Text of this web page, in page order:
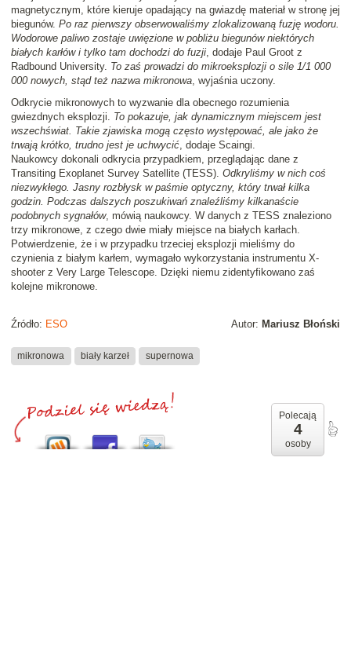
magnetycznym, które kieruje opadający na gwiazdę materiał w stronę jej
biegunów. Po raz pierwszy obserwowaliśmy zlokalizowaną fuzję wodoru.
Wodorowe paliwo zostaje uwięzione w pobliżu biegunów niektórych
białych karłów i tylko tam dochodzi do fuzji , dodaje Paul Groot z
Radbound University. To zaś prowadzi do mikroeksplozji o sile 1/1 000
000 nowych, stąd też nazwa mikronowa , wyjaśnia uczony.
Odkrycie mikronowych to wyzwanie dla obecnego rozumienia
gwiezdnych eksplozji. To pokazuje, jak dynamicznym miejscem jest
wszechświat. Takie zjawiska mogą często występować, ale jako że
trwają krótko, trudno jest je uchwycić , dodaje Scaingi.
Naukowcy dokonali odkrycia przypadkiem, przeglądając dane z
Transiting Exoplanet Survey Satellite (TESS). Odkryliśmy w nich coś
niezwykłego. Jasny rozbłysk w paśmie optyczny, który trwał kilka
godzin. Podczas dalszych poszukiwań znaleźliśmy kilkanaście
podobnych sygnałów, mówią naukowcy. W danych z TESS znaleziono
trzy mikronowe, z czego dwie miały miejsce na białych karłach.
Potwierdzenie, że i w przypadku trzeciej eksplozji mieliśmy do
czynienia z białym karłem, wymagało wykorzystania instrumentu X-
shooter z Very Large Telescope. Dzięki niemu zidentyfikowano zaś
kolejne mikronowe.
Autor: Mariusz Błoński
Źródło: ESO
mikronowa biały karzeł supernowa
Polecają
4
osoby